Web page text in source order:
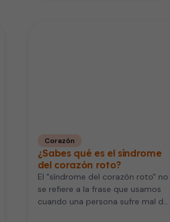
Corazón
¿Sabes qué es el síndrome
del corazón roto?
El "síndrome del corazón roto" no
se refiere a la frase que usamos
cuando una persona sufre mal de